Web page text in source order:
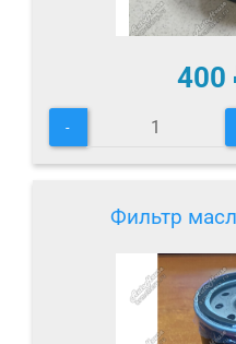
400
-
Фильтр